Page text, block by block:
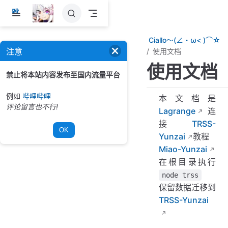
跳
內
Ciallo～(∠・ω< )⌒☆
使用文档
使用文档
本文档是
Lagrange
连
接 TRSS-
Yunzai
教程
Miao-Yunzai
在根目录执行
node trss
保留数据迁移到
TRSS-Yunzai
注意
禁止将本站内容发布至国内流量平台
例如 哔哩哔哩
评论留言也不行!
OK